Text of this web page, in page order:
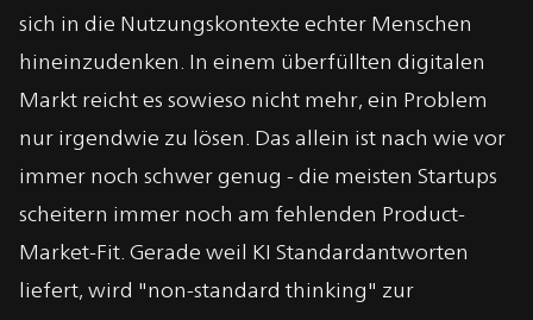
sich in die Nutzungskontexte echter Menschen
hineinzudenken. In einem überfüllten digitalen
Markt reicht es sowieso nicht mehr, ein Problem
nur irgendwie zu lösen. Das allein ist nach wie vor
immer noch schwer genug - die meisten Startups
scheitern immer noch am fehlenden Product-
Market-Fit. Gerade weil KI Standardantworten
liefert, wird "non-standard thinking" zur